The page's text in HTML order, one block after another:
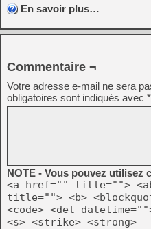
En savoir plus…
Commentaire ¬
Votre adresse e-mail ne sera
obligatoires sont indiqués avec *
NOTE - Vous pouvez utilisez
<a href="" title="">
title=""> <b>
<code> <del
<s> <strike> <strong>